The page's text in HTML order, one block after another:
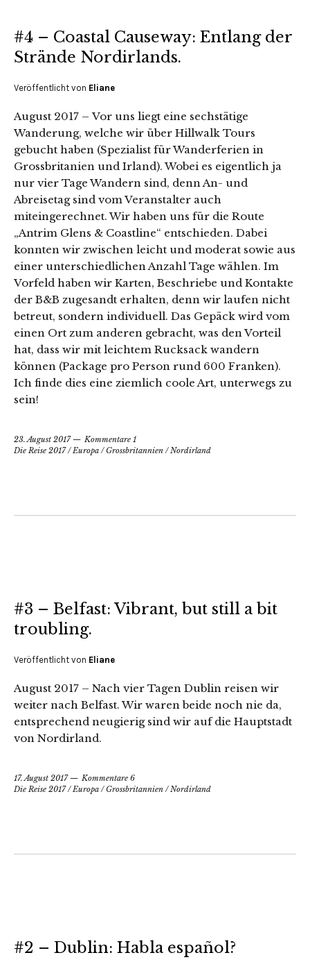
#4 – Coastal Causeway: Entlang der
Strände Nordirlands.
Veröffentlicht von Eliane
August 2017 – Vor uns liegt eine sechstätige
Wanderung, welche wir über Hillwalk Tours
gebucht haben (Spezialist für Wanderferien in
Grossbritanien und Irland). Wobei es eigentlich ja
nur vier Tage Wandern sind, denn An- und
Abreisetag sind vom Veranstalter auch
miteingerechnet. Wir haben uns für die Route
„Antrim Glens & Coastline“ entschieden. Dabei
konnten wir zwischen leicht und moderat sowie aus
einer unterschiedlichen Anzahl Tage wählen. Im
Vorfeld haben wir Karten, Beschriebe und Kontakte
der B&B zugesandt erhalten, denn wir laufen nicht
betreut, sondern individuell. Das Gepäck wird vom
einen Ort zum anderen gebracht, was den Vorteil
hat, dass wir mit leichtem Rucksack wandern
können (Package pro Person rund 600 Franken).
Ich finde dies eine ziemlich coole Art, unterwegs zu
sein!
23. August 2017
Kommentare 1
Die Reise 2017/Europa /Grossbritannien /Nordirland
#3 – Belfast: Vibrant, but still a bit
troubling.
Veröffentlicht von Eliane
August 2017 – Nach vier Tagen Dublin reisen wir
weiter nach Belfast. Wir waren beide noch nie da,
entsprechend neugierig sind wir auf die Hauptstadt
von Nordirland.
17. August 2017
Kommentare 6
Die Reise 2017/Europa /Grossbritannien /Nordirland
#2 – Dublin: Habla español?